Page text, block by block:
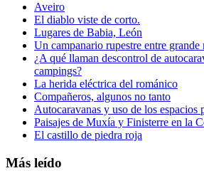
Aveiro
El diablo viste de corto.
Lugares de Babia, León
Un campanario rupestre entre grande
¿A qué llaman descontrol de
campings?
La herida eléctrica del románico
Compañeros, algunos no tanto
Autocaravanas y uso de los espacios
Paisajes de Muxía y Finisterre en la
El castillo de piedra roja
Más leído